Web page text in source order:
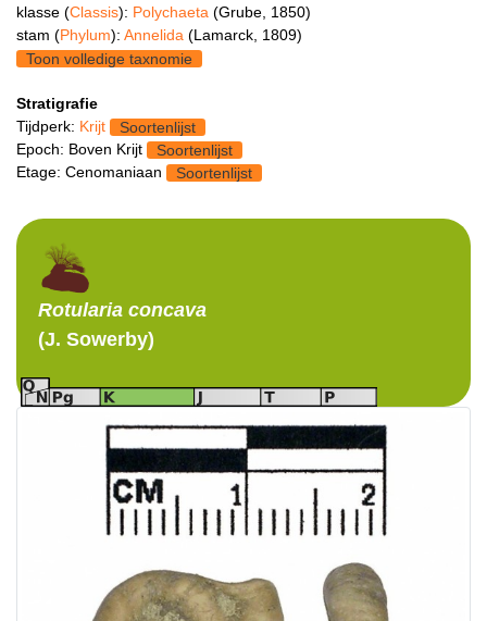
klasse (Classis): Polychaeta (Grube, 1850)
stam (Phylum): Annelida (Lamarck, 1809)
Toon volledige taxnomie
Stratigrafie
Tijdperk: Krijt
Soortenlijst
Epoch: Boven Krijt
Soortenlijst
Etage: Cenomaniaan
Soortenlijst
Rotularia concava
(J. Sowerby)